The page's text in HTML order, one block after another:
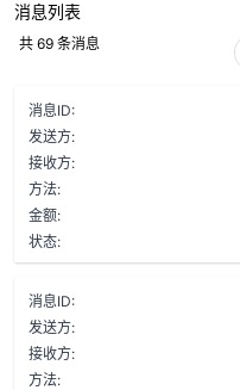
消息列表
共 69 条消息
消息ID:
发送方:
接收方:
方法:
金额:
状态:
消息ID:
发送方:
接收方:
方法: